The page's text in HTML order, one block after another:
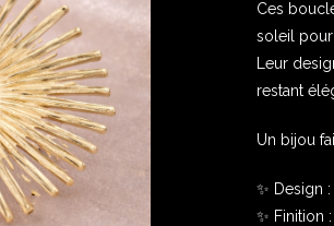
Ces
soleil pour
Leur
restant
Un bijou
✨ Design
✨ Finition